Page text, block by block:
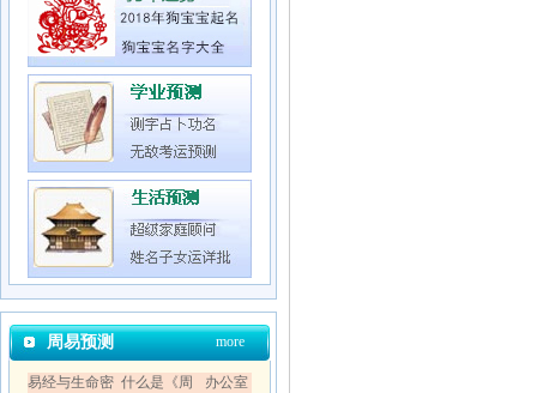
周易预测 more
易经与生命密 什么是《周
办公室